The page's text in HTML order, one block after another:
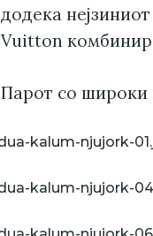
додека
Vuitton
Парот со широки